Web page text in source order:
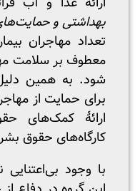
بهداشتی و
تعداد مهاجران
معطوف بر سلامت
شود. به همین
برای حمایت از
ارائۀ کمک‌های
کارگاه‌های حقوق
با وجود